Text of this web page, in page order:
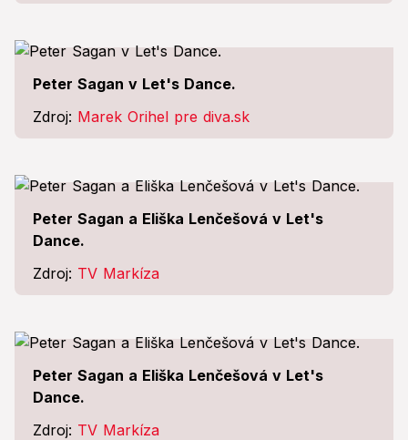
Peter Sagan v Let's Dance.
Zdroj: Marek Orihel pre diva.sk
Peter Sagan a Eliška Lenčešová v Let's
Dance.
Zdroj: TV Markíza
Peter Sagan a Eliška Lenčešová v Let's
Dance.
Zdroj: TV Markíza